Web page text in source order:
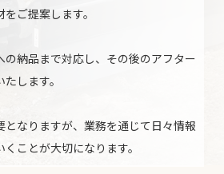
ご提案します。
の納品まで対応し、その後のアフター
します。
となりますが、業務を通じて日々情報
ことが大切になります。